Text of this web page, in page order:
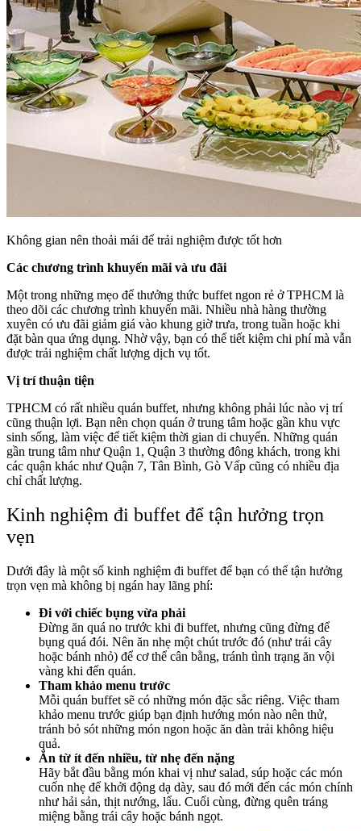
Không gian nên thoải mái để trải nghiệm được tốt hơn
Các chương trình khuyến mãi và ưu đãi
Một trong những mẹo để thưởng thức buffet ngon rẻ ở TPHCM là
theo dõi các chương trình khuyến mãi. Nhiều nhà hàng thường
xuyên có ưu đãi giảm giá vào khung giờ trưa, trong tuần hoặc khi
đặt bàn qua ứng dụng. Nhờ vậy, bạn có thể tiết kiệm chi phí mà vẫn
được trải nghiệm chất lượng dịch vụ tốt.
Vị trí thuận tiện
TPHCM có rất nhiều quán buffet, nhưng không phải lúc nào vị trí
cũng thuận lợi. Bạn nên chọn quán ở trung tâm hoặc gần khu vực
sinh sống, làm việc để tiết kiệm thời gian di chuyển. Những quán
gần trung tâm như Quận 1, Quận 3 thường đông khách, trong khi
các quận khác như Quận 7, Tân Bình, Gò Vấp cũng có nhiều địa
chỉ chất lượng.
Kinh nghiệm đi buffet để tận hưởng trọn
vẹn
Dưới đây là một số kinh nghiệm đi buffet để bạn có thể tận hưởng
trọn vẹn mà không bị ngán hay lãng phí:
Đi với chiếc bụng vừa phải
Đừng ăn quá no trước khi đi buffet, nhưng cũng đừng để
bụng quá đói. Nên ăn nhẹ một chút trước đó (như trái cây
hoặc bánh nhỏ) để cơ thể cân bằng, tránh tình trạng ăn vội
vàng khi đến quán.
Tham khảo menu trước
Mỗi quán buffet sẽ có những món đặc sắc riêng. Việc tham
khảo menu trước giúp bạn định hướng món nào nên thử,
tránh bỏ sót những món ngon hoặc ăn dàn trải không hiệu
quả.
Ăn từ ít đến nhiều, từ nhẹ đến nặng
Hãy bắt đầu bằng món khai vị như salad, súp hoặc các món
cuốn nhẹ để khởi động dạ dày, sau đó mới đến các món chính
như hải sản, thịt nướng, lẩu. Cuối cùng, đừng quên tráng
miệng bằng trái cây hoặc bánh ngọt.